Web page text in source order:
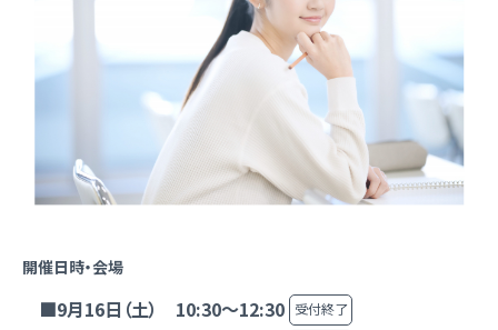
開催日時・会場
■9月16日（土） 10:30～12:30 受付終了